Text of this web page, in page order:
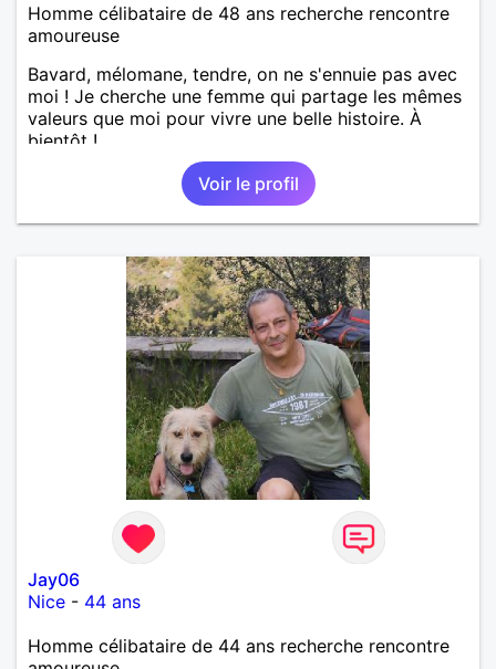
Homme célibataire de 48 ans recherche rencontre
amoureuse
Bavard, mélomane, tendre, on ne s'ennuie pas avec
moi ! Je cherche une femme qui partage les mêmes
valeurs que moi pour vivre une belle histoire. À
bientôt !
Voir le profil
Jay06
Nice - 44 ans
Homme célibataire de 44 ans recherche rencontre